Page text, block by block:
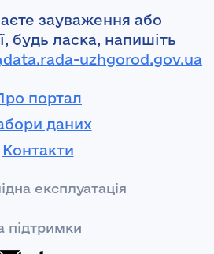
зауваження або
будь ласка, напишіть
uzhgorod.gov.ua
портал
даних
Контакти
експлуатація
підтримки